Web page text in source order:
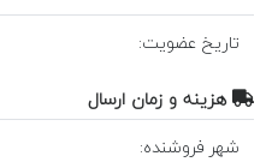
تاريخ عضويت:
هزينه و زمان ارسال
شهر فروشنده: